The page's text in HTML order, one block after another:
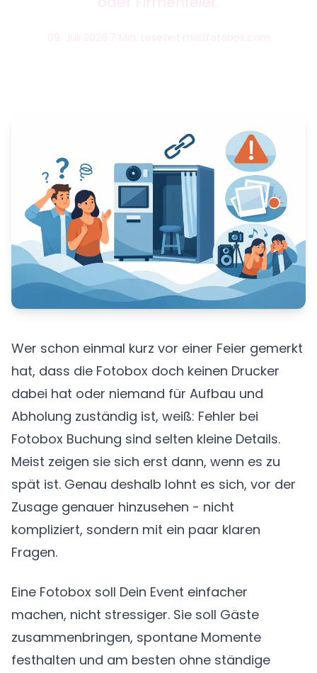
09. Juli 2026 7 Min. Lesezeit mietfotobox.com
Wer schon einmal kurz vor einer Feier gemerkt
hat, dass die Fotobox doch keinen Drucker
dabei hat oder niemand für Aufbau und
Abholung zuständig ist, weiß: Fehler bei
Fotobox Buchung sind selten kleine Details.
Meist zeigen sie sich erst dann, wenn es zu
spät ist. Genau deshalb lohnt es sich, vor der
Zusage genauer hinzusehen - nicht
kompliziert, sondern mit ein paar klaren
Fragen.
Eine Fotobox soll Dein Event einfacher
machen, nicht stressiger. Sie soll Gäste
zusammenbringen, spontane Momente
festhalten und am besten ohne ständige